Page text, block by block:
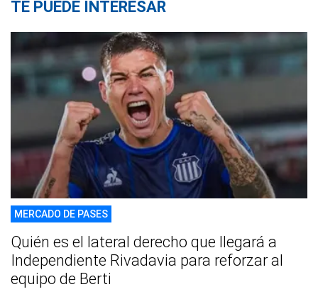
TE PUEDE INTERESAR
MERCADO DE PASES
Quién es el lateral derecho que llegará a
Independiente Rivadavia para reforzar al
equipo de Berti